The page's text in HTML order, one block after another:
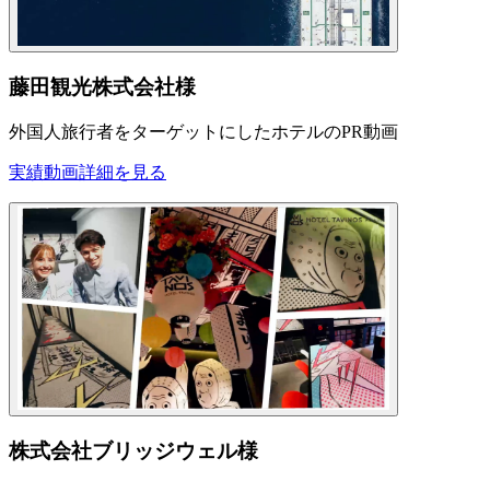
藤田観光株式会社様
外国人旅行者をターゲットにしたホテルのPR動画
実績動画詳細を見る
株式会社ブリッジウェル様